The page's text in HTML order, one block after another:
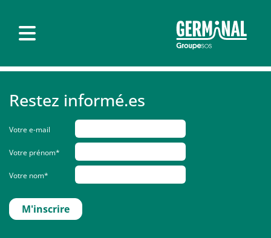
Restez informé.es
Votre e-mail
Votre prénom*
Votre nom*